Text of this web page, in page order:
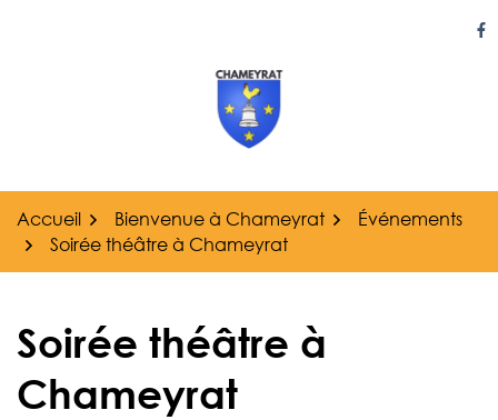
Accueil Bienvenue à Chameyrat
Événements
Soirée théâtre à Chameyrat
Soirée théâtre à
Chameyrat